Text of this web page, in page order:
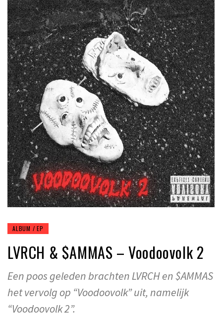
ALBUM / EP
LVRCH & $AMMAS – Voodoovolk 2
Een poos geleden brachten LVRCH en $AMMAS
het vervolg op “Voodoovolk” uit, namelijk
“Voodoovolk 2”.